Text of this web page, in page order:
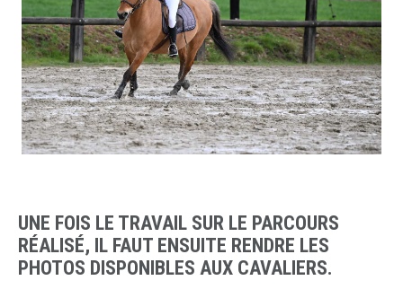
UNE FOIS LE TRAVAIL SUR LE PARCOURS
RÉALISÉ, IL FAUT ENSUITE RENDRE LES
PHOTOS DISPONIBLES AUX CAVALIERS.